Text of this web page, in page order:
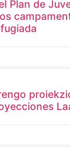
Plan de